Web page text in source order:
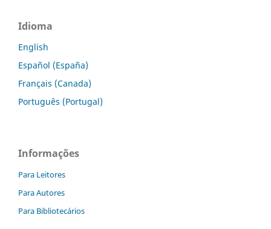
Idioma
English
Español (España)
Français (Canada)
Português (Portugal)
Informações
Para Leitores
Para Autores
Para Bibliotecários